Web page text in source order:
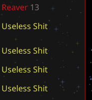
Reaver 13
Useless Shit
Useless Shit
Useless Shit
Useless Shit